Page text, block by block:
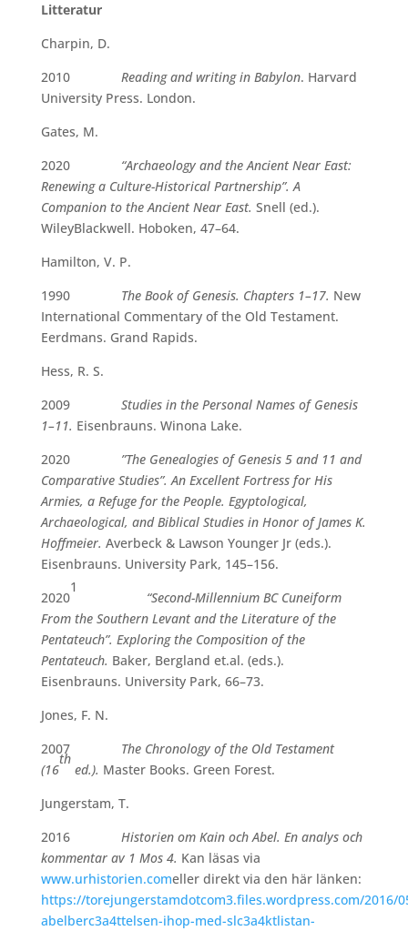
Litteratur
Charpin, D.
2010 Reading and writing in Babylon. Harvard
University Press. London.
Gates, M.
2020 “Archaeology and the Ancient Near East:
Renewing a Culture-Historical Partnership”. A
Companion to the Ancient Near East. Snell (ed.).
WileyBlackwell. Hoboken, 47–64.
Hamilton, V. P.
1990 The Book of Genesis. Chapters 1–17. New
International Commentary of the Old Testament.
Eerdmans. Grand Rapids.
Hess, R. S.
2009 Studies in the Personal Names of Genesis
1–11. Eisenbrauns. Winona Lake.
2020 ”The Genealogies of Genesis 5 and 11 and
Comparative Studies”. An Excellent Fortress for His
Armies, a Refuge for the People. Egyptological,
Archaeological, and Biblical Studies in Honor of James K.
Hoffmeier. Averbeck & Lawson Younger Jr (eds.).
Eisenbrauns. University Park, 145–156.
2020
1
“Second-Millennium BC Cuneiform
From the Southern Levant and the Literature of the
Pentateuch”. Exploring the Composition of the
Pentateuch. Baker, Bergland et.al. (eds.).
Eisenbrauns. University Park, 66–73.
Jones, F. N.
2007 The Chronology of the Old Testament
(16
th
ed.). Master Books. Green Forest.
Jungerstam, T.
2016 Historien om Kain och Abel. En analys och
kommentar av 1 Mos 4. Kan läsas via
www.urhistorien.comeller direkt via den här länken:
https://torejungerstamdotcom3.files.wordpress.com/2016/
abelberc3a4ttelsen-ihop-med-slc3a4ktlistan-